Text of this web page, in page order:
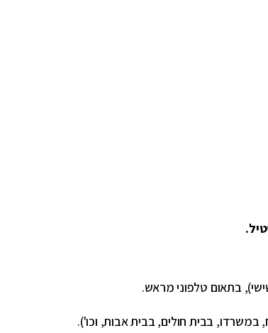
בתאום טלפוני מראש.
במשרדו, בבית חולים, בבית אבות, וכו').